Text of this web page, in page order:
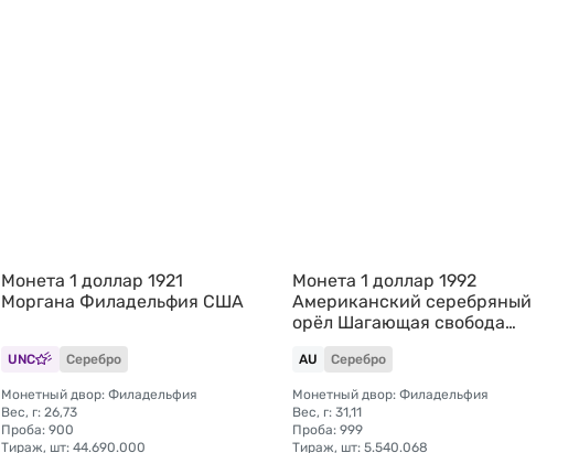
Монета 1 доллар 1921
Моргана Филадельфия США
UNC Серебро
Монетный двор: Филадельфия
Вес, г: 26,73
Проба: 900
Тираж, шт: 44.690.000
Монета 1 доллар 1992
Американский серебряный
орёл Шагающая свобода
США
AU Серебро
Монетный двор: Филадельфия
Вес, г: 31,11
Проба: 999
Тираж, шт: 5.540.068